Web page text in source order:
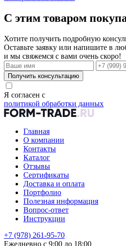
С этим товаром
Хотите получить подробную
Оставьте заявку или напишите в
и мы свяжемся с вами очень скоро!
Получить консультацию
Я согласен с
политикой обработки данных
Главная
О компании
Контакты
Каталог
Отзывы
Сертификаты
Доставка и оплата
Портфолио
Полезная информация
Вопрос-ответ
Инструкции
+7 (978) 261-95-70
Ежедневно с 9:00 до 18:00